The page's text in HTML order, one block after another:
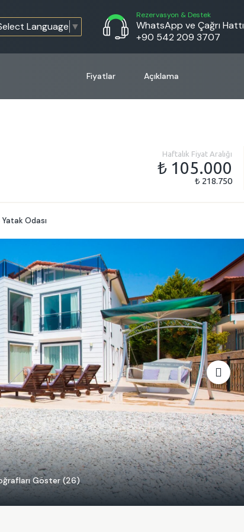
Language ▼
Rezervasyon & Destek
WhatsApp ve Çağrı Hattı
+90 542 209 3707
Fiyatlar Açıklama
Haftalık Fiyat Aralığı
₺ 105.000
₺ 218.750
Yatak Odası
Göster (26)